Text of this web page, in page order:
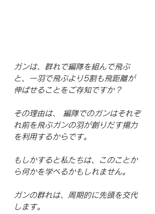
ガンは、群れで編隊を組んで飛ぶ
と、一羽で飛ぶより5割も飛距離が
伸ばせることをご存知ですか？
その理由は、 編隊でのガンはそれぞ
れ前を飛ぶガンの羽が創りだす揚力
を利用するからです。
もしかすると私たちは、このことか
ら何かを学べるかもしれません。
ガンの群れは、周期的に先頭を交代
します。